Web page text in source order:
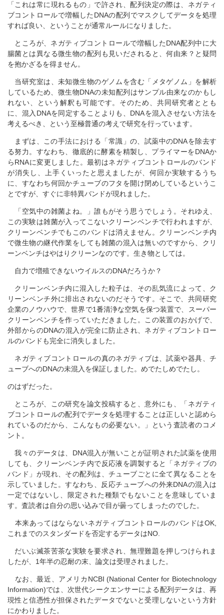
「これは常に現れるもの」で許され、配列決定の際は、ネガティ
ブコントロールで増幅したDNAの配列でマスクしてデータを処理
すれば良い、ということが通常ルールになりました。
ところが、ネガティブコントロールで増幅したDNA配列中に大
腸菌とは異なる微生物の配列も見いだされると、何由来？と疑問
を抱かざるを得ません。
当研究室は、未知微生物のゲノムを含む「メタゲノム」を解析
しているため、微生物DNAの未知配列はサンプル由来なのかもし
れない、という解釈も可能です。そのため、共同研究者ととも
に、混入DNAを同定することよりも、DNAを混入させない方法を
考えるべき、という至極普通の考えで研究を行っています。
まずは、この手法における「常識」の、試薬中のDNAを除去す
る努力。すなわち、徹底的に酵素を精製し、プライマーをDNAか
らRNAに変更しました。最初はネガティブコントロールのバンド
が消失し、上手くいったと思えましたが、何回か実験するうち
に、すなわち何回かチューブのフタを開け閉めしているというこ
とですが、すぐに非特異バンドが現れました。
「空気中の雑菌よね。」誰もがそう思うでしょう。それゆえ、
この実験は雑菌が入ってこないクリーンベンチで行われますが、
クリーンベンチでもこのバンドは消えません。クリーンベンチ内
で微生物の継代作業をしても雑菌の混入は無いのですから、クリ
ーンベンチはやはりクリーンなのです。生き物としては。
自力で増殖できないウイルスのDNAだろうか？
クリーンベンチ内に混入した粒子は、その乱気流によって、ク
リーンベンチ外に排出されないのだそうです。そこで、共同研究
企業のノウハウで、世界で1番清浄な空気を保つ装置で、スーパー
クリーンベンチを作っていただきました。この装置のおかげで、
外部からのDNAの混入が完全に防止され、ネガティブコントロー
ルのバンドも完全に消失しました。
ネガティブコントロールの真のネガティブは、試薬や器具、チ
ューブへのDNAの未混入を保証しました。めでたしめでたし。
のはずだった。
ところが、この研究を論文投稿すると、意外にも、「ネガティ
ブコントロールの配列でデータを処理することは正しいと認めら
れているのだから、こんなもの必要ない。」という査読者のコメ
ント。
我々のデータは、DNA混入が無いことが証明された試薬を使用
しても、クリーンベンチ内で反応液を調製すると「ネガティブの
バンド」が現れ、その配列は、チューブごとに全て異なることを
示していました。すなわち、反応チューブへの外来DNAの混入は
一定ではないし、限定された種類でもないことを意味していま
す。査読者は自分の思い込みで目が曇ってしまったのでした。
本来あってはならないネガティブコントロールのバンドはOK,
これまでのスタンダードを否定するデータはNO.
だいぶ滅茶苦茶な実験を要求され、無理難題を押しつけられま
したが、1年半の忍耐の末、論文は受理されました。
なお、最近、アメリカNCBI (National Center for Biotechnology
Information)では、次世代シークエンサーによる配列データは、再
現性と信憑性が担保されたデータでないと受理しないという方針
にかわりました。